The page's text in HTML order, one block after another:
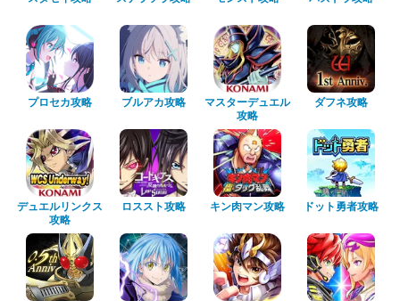
プロセカ攻略 ブルアカ攻略
マスターデュエル
攻略
ダフネ攻略
デュエルリンクス
攻略
ロススト攻略 キン肉マン攻略 ドット勇者攻略